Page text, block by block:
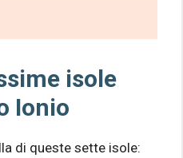
isole
Ionio
di queste sette isole: